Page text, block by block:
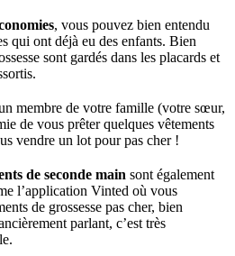
, vous pouvez bien entendu
qui ont déjà eu des enfants. Bien
sont gardés dans les placards et
membre de votre famille (votre sœur,
de vous prêter quelques vêtements
vendre un lot pour pas cher !
de seconde main sont également
l’application Vinted où vous
de grossesse pas cher, bien
parlant, c’est très